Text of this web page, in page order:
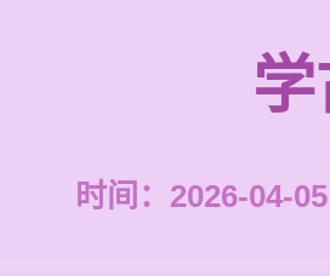
时间：2026-04-